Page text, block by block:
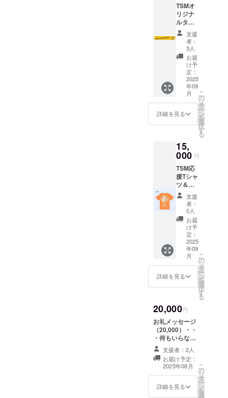
TSMオ
リジナ
ルタオ
ル（挑
戦記念
モデ
ル）・
・・
（缶
バッチ
もつき
ます）
タオル
のサイ
ズ（縦
210mm
1100m
m）
TSM応
援缶
バッチ
（限定
デザイ
ン）・
・・直
径
37mm
支援
者：
3人
お届
け予
定：
2025
年09
月
詳細を見る
こ
の
リ
タ
ー
ン
を
選
択
す
る
15,
000 円
TSM応
援Tシャ
ツ＆缶
バッ
チ・・
・ ★T
シャツ
サイ
ズ：
150・
WM・
WL・
S・M・
L・LL・
3L・
4L・
6L・
7L（詳
細はサ
イズ表
をご確
認くだ
さい）
カ
ラー：
ジ TSM
支援
者：
0人
お届
け予
定：
2025
年09
月
詳細を見る
こ
の
リ
タ
ー
ン
を
選
択
す
る
20,000円
お礼メッセージ
（20,000）・・
・何もいらなく
て、ただ応援し
たい方用に作成
しました（この
リターンは1,000
円、3,000円のリ
ターンと同じ内
支援者：2人
お届け予定：
2025年08月
詳細を見る
こ
の
リ
タ
ー
ン
を
選